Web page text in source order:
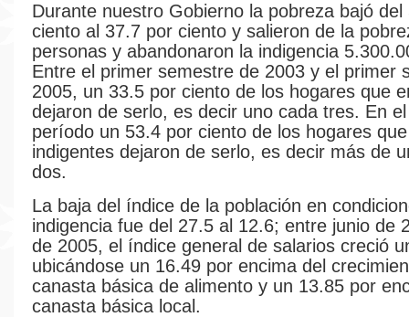
Durante nuestro Gobierno la pobreza bajó del
ciento al 37.7 por ciento y salieron de la
personas y abandonaron la indigencia
Entre el primer semestre de 2003 y el primer
2005, un 33.5 por ciento de los hogares que
dejaron de serlo, es decir uno cada tres. En
período un 53.4 por ciento de los hogares
indigentes dejaron de serlo, es decir más de
dos.
La baja del índice de la población en
indigencia fue del 27.5 al 12.6; entre junio de
de 2005, el índice general de salarios creció
ubicándose un 16.49 por encima del
canasta básica de alimento y un 13.85 por
canasta básica local.